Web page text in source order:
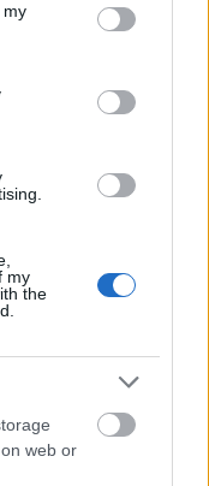
You may click to
third-party tags to
in below Google
my
my
the
web or
alapján egy
Szputnyik
ebben a
hogy
feltételeket.
része szellemi
embereket
akik
legyen az a
a
együtt
akik a